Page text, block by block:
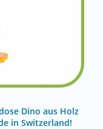
Dino aus Holz
in Switzerland!